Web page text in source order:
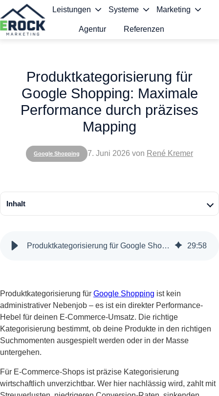
Leistungen Systeme Marketing
Agentur Referenzen
Google Shopping
Produktkategorisierung für
Google Shopping: Maximale
Performance durch präzises
Mapping
7. Juni 2026 von René Kremer
Inhalt
Produktkategorisierung für Google Shopping: Maximale Performance durch präzises Mapping 29:58
Produktkategorisierung für Google Shopping ist kein
administrativer Nebenjob – es ist ein direkter Performance-
Hebel für deinen E-Commerce-Umsatz. Die richtige
Kategorisierung bestimmt, ob deine Produkte in den richtigen
Suchmomenten ausgespielt werden oder in der Masse
untergehen.
Für E-Commerce-Shops ist präzise Kategorisierung
wirtschaftlich unverzichtbar. Wer hier nachlässig wird, zahlt mit